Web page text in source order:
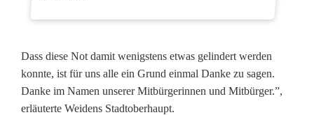
Dass diese Not damit wenigstens etwas gelindert werden
konnte, ist für uns alle ein Grund einmal Danke zu sagen.
Danke im Namen unserer Mitbürgerinnen und Mitbürger.”,
erläuterte Weidens Stadtoberhaupt.